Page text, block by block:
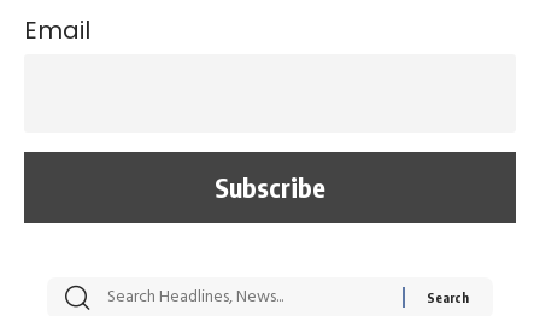
Email
सट्टेबाजी में अरेस्ट हुए
रोज एक कच्चे लहसुन